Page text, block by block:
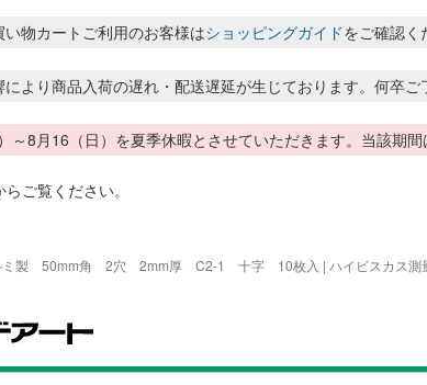
い物カートご利用のお客様はショッピングガイドをご確認
より商品入荷の遅れ・配送遅延が生じております。何卒
～8月16（日）を夏季休暇とさせていただきます。当該期
らご覧ください。
ミ製 50mm角 2穴 2mm厚 C2-1 十字 10枚入 | ハイビスカス測